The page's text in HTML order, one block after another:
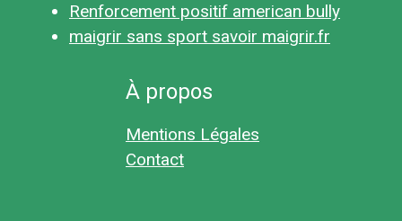
Renforcement positif american bully
maigrir sans sport savoir maigrir.fr
À propos
Mentions Légales
Contact